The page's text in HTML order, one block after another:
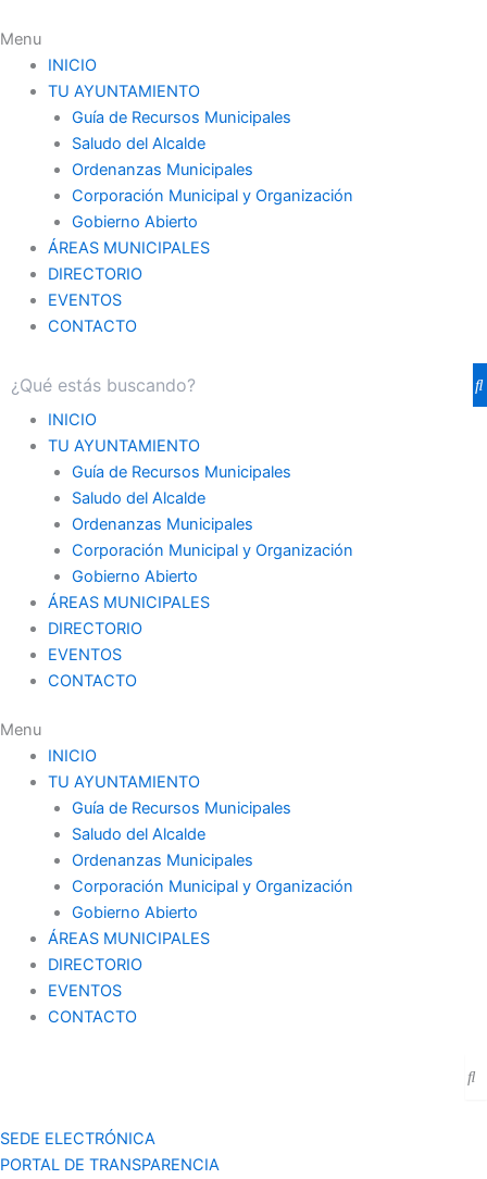
Menu
INICIO
TU AYUNTAMIENTO
Guía de Recursos Municipales
Saludo del Alcalde
Ordenanzas Municipales
Corporación Municipal y Organización
Gobierno Abierto
ÁREAS MUNICIPALES
DIRECTORIO
EVENTOS
CONTACTO
INICIO
TU AYUNTAMIENTO
Guía de Recursos Municipales
Saludo del Alcalde
Ordenanzas Municipales
Corporación Municipal y Organización
Gobierno Abierto
ÁREAS MUNICIPALES
DIRECTORIO
EVENTOS
CONTACTO
Menu
INICIO
TU AYUNTAMIENTO
Guía de Recursos Municipales
Saludo del Alcalde
Ordenanzas Municipales
Corporación Municipal y Organización
Gobierno Abierto
ÁREAS MUNICIPALES
DIRECTORIO
EVENTOS
CONTACTO
SEDE ELECTRÓNICA
PORTAL DE TRANSPARENCIA